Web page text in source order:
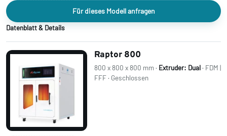
Für dieses Modell anfragen
Datenblatt & Details
Raptor 800
800 x 800 x 800 mm · Extruder: Dual· FDM |
FFF · Geschlossen